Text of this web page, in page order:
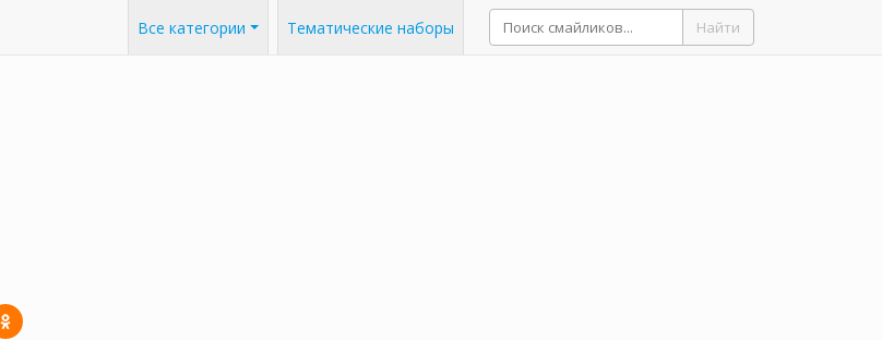
Все категории Тематические наборы Найти